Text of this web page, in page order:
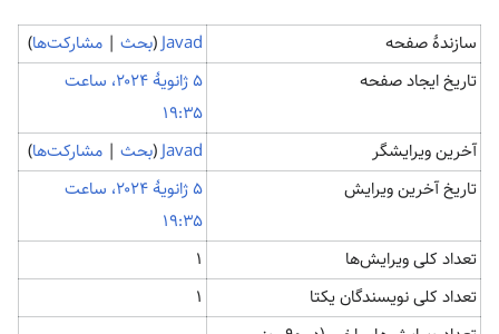
سازندۀ صفحه Javad
(بحث| مشارکت‌ها)
تاریخ ایجاد صفحه
‏۵ ژانویهٔ ۲۰۲۴، ساعت
۱۹:۳۵
آخرین ویرایشگر
Javad
(بحث| مشارکت‌ها)
تاریخ آخرین ویرایش
‏۵ ژانویهٔ ۲۰۲۴، ساعت
۱۹:۳۵
تعداد کلی ویرایش‌ها
۱
تعداد کلی نویسندگان یکتا
۱